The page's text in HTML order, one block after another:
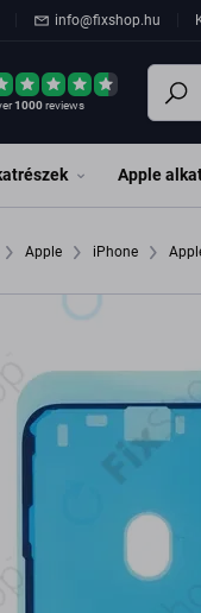
info@fixshop.hu
1000reviews
Apple
Apple iPhone